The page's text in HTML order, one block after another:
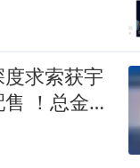
求索获宇
额